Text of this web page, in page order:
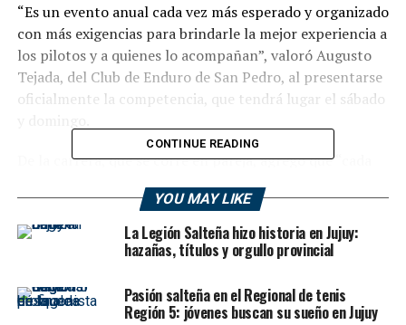
“Es un evento anual cada vez más esperado y organizado
con más exigencias para brindarle la mejor experiencia a
los pilotos y a quienes lo acompañan”, valoró Augusto
Tejada, del Club de Enduro de San Pedro, al presentarse
oficialmente la competencia, que tendrá lugar el sábado
De la carrera, que se corre en pareja, agregó que “cada
“pilotos de casi todo el país”, quienes, por el tipo de
circuito, toman el desafío como un “preentrenamiento
para otras competencias importantes de
CONTINUE READING
YOU MAY LIKE
La Legión Salteña hizo historia en Jujuy:
hazañas, títulos y orgullo provincial
Pasión salteña en el Regional de tenis
Región 5: jóvenes buscan su sueño en Jujuy